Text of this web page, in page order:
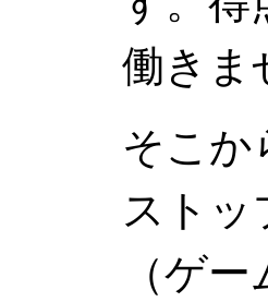
働きま
そこか
スト
（ゲ